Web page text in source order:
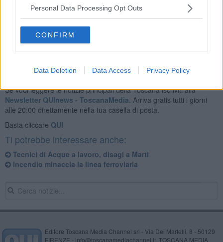
Personal Data Processing Opt Outs
CONFIRM
Data Deletion Data Access Privacy Policy
Se vuoi leggere le notizie principali della Toscana iscriviti alla
Newsletter QUInews - ToscanaMedia. Arriva gratis tutti i giorni
alle 20:00 direttamente nella tua casella di posta.
Basta cliccare QUI
Ti potrebbe interessare anche:
Tecnici di Acque a lavoro, disagi a Marti
Incendio minaccia la linea ferroviaria
Editore Toscana Media Channel srl - Via Dei Martelli, 8 - 50129
FIRENZE - info@toscanamediachannel.it. TOSCANA MEDIA